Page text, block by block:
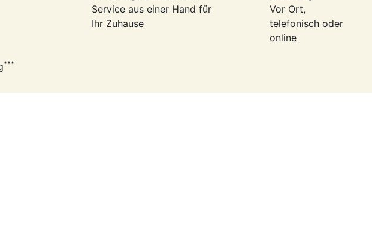
***
Service aus einer Hand für
Ihr Zuhause
Vor Ort,
telefonisch oder
online